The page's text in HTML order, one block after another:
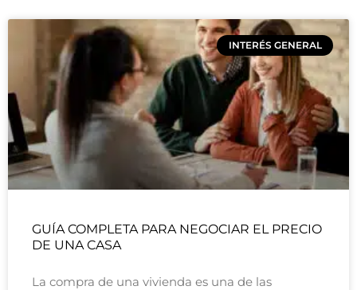
INTERÉS GENERAL
GUÍA COMPLETA PARA NEGOCIAR EL PRECIO
DE UNA CASA
La compra de una vivienda es una de las